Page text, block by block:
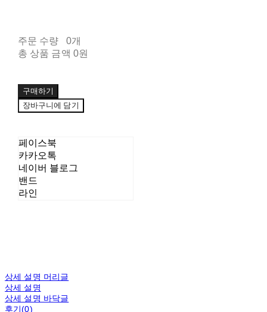
주문 수량
0개
총 상품 금액 0원
구매하기
장바구니에 담기
페이스북
카카오톡
네이버 블로그
밴드
라인
상세 설명 머리글
상세 설명
상세 설명 바닥글
후기(0)